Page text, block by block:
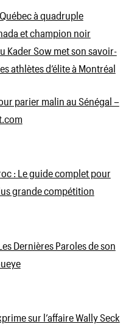
à quadruple
et champion noir
Kader Sow met son savoir-
athlètes d’élite à Montréal
parier malin au Sénégal –
: Le guide complet pour
grande compétition
Dernières Paroles de son
sur l’affaire Wally Seck